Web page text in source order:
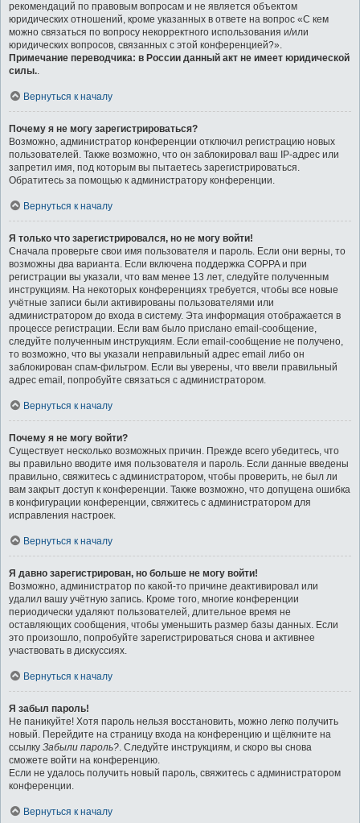
рекомендаций по правовым вопросам и не является объектом
юридических отношений, кроме указанных в ответе на вопрос «С кем
можно связаться по вопросу некорректного использования и/или
юридических вопросов, связанных с этой конференцией?».
Примечание переводчика: в России данный акт не имеет юридической
силы..
Вернуться к началу
Почему я не могу зарегистрироваться?
Возможно, администратор конференции отключил регистрацию новых
пользователей. Также возможно, что он заблокировал ваш IP-адрес или
запретил имя, под которым вы пытаетесь зарегистрироваться.
Обратитесь за помощью к администратору конференции.
Вернуться к началу
Я только что зарегистрировался, но не могу войти!
Сначала проверьте свои имя пользователя и пароль. Если они верны, то
возможны два варианта. Если включена поддержка COPPA и при
регистрации вы указали, что вам менее 13 лет, следуйте полученным
инструкциям. На некоторых конференциях требуется, чтобы все новые
учётные записи были активированы пользователями или
администратором до входа в систему. Эта информация отображается в
процессе регистрации. Если вам было прислано email-сообщение,
следуйте полученным инструкциям. Если email-сообщение не получено,
то возможно, что вы указали неправильный адрес email либо он
заблокирован спам-фильтром. Если вы уверены, что ввели правильный
адрес email, попробуйте связаться с администратором.
Вернуться к началу
Почему я не могу войти?
Существует несколько возможных причин. Прежде всего убедитесь, что
вы правильно вводите имя пользователя и пароль. Если данные введены
правильно, свяжитесь с администратором, чтобы проверить, не был ли
вам закрыт доступ к конференции. Также возможно, что допущена ошибка
в конфигурации конференции, свяжитесь с администратором для
исправления настроек.
Вернуться к началу
Я давно зарегистрирован, но больше не могу войти!
Возможно, администратор по какой-то причине деактивировал или
удалил вашу учётную запись. Кроме того, многие конференции
периодически удаляют пользователей, длительное время не
оставляющих сообщения, чтобы уменьшить размер базы данных. Если
это произошло, попробуйте зарегистрироваться снова и активнее
участвовать в дискуссиях.
Вернуться к началу
Я забыл пароль!
Не паникуйте! Хотя пароль нельзя восстановить, можно легко получить
новый. Перейдите на страницу входа на конференцию и щёлкните на
ссылку Забыли пароль?. Следуйте инструкциям, и скоро вы снова
сможете войти на конференцию.
Если не удалось получить новый пароль, свяжитесь с администратором
конференции.
Вернуться к началу